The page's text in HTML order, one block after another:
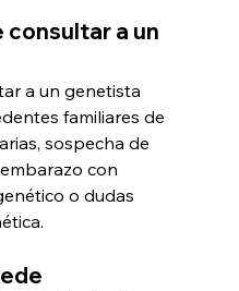
consultar a un
a un genetista
familiares de
sospecha de
con
o dudas